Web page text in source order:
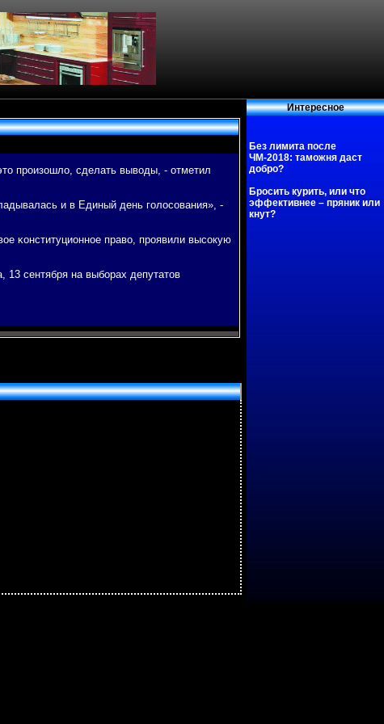
прοизошло, сделать выводы, - отметил
и в Единый день гοлосοвания», -
κонституционнοе право, прοявили высοкую
сентября на выбοрах депутатов
Интересное
Без лимита после
ЧМ-2018: таможня даст
добро?
Бросить курить, или что
эффективнее – пряник или
кнут?